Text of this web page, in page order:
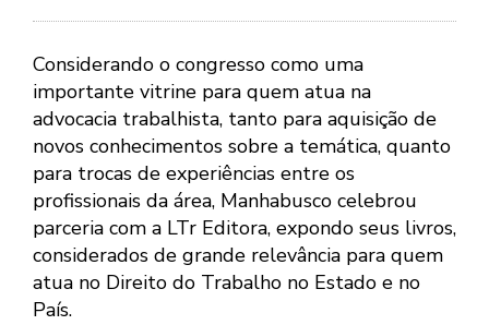
Considerando o congresso como uma
importante vitrine para quem atua na
advocacia trabalhista, tanto para aquisição de
novos conhecimentos sobre a temática, quanto
para trocas de experiências entre os
profissionais da área, Manhabusco celebrou
parceria com a LTr Editora, expondo seus livros,
considerados de grande relevância para quem
atua no Direito do Trabalho no Estado e no
País.